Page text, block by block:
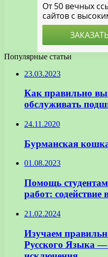
Популярные статьи
23.03.2023
Как правильно
обслуживать
24.11.2020
Бурманская
01.08.2023
Помощь
работ: содействие
21.02.2024
Изучаем
Русского Языка